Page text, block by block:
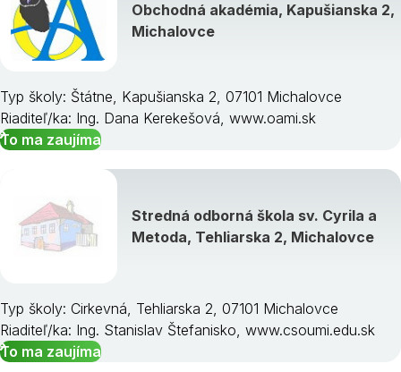
Obchodná akadémia, Kapušianska 2,
Michalovce
Typ školy: Štátne, Kapušianska 2, 07101 Michalovce
Riaditeľ/ka: Ing. Dana Kerekešová, www.oami.sk
To ma zaujíma
Stredná odborná škola sv. Cyrila a
Metoda, Tehliarska 2, Michalovce
Typ školy: Cirkevná, Tehliarska 2, 07101 Michalovce
Riaditeľ/ka: Ing. Stanislav Štefanisko, www.csoumi.edu.sk
To ma zaujíma